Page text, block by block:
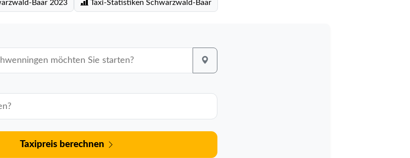
Baar 2023 Taxi-Statistiken Schwarzwald-Baar
Taxipreis berechnen